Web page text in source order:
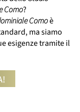
Como?
Comoè
ma siamo
esigenze tramite il